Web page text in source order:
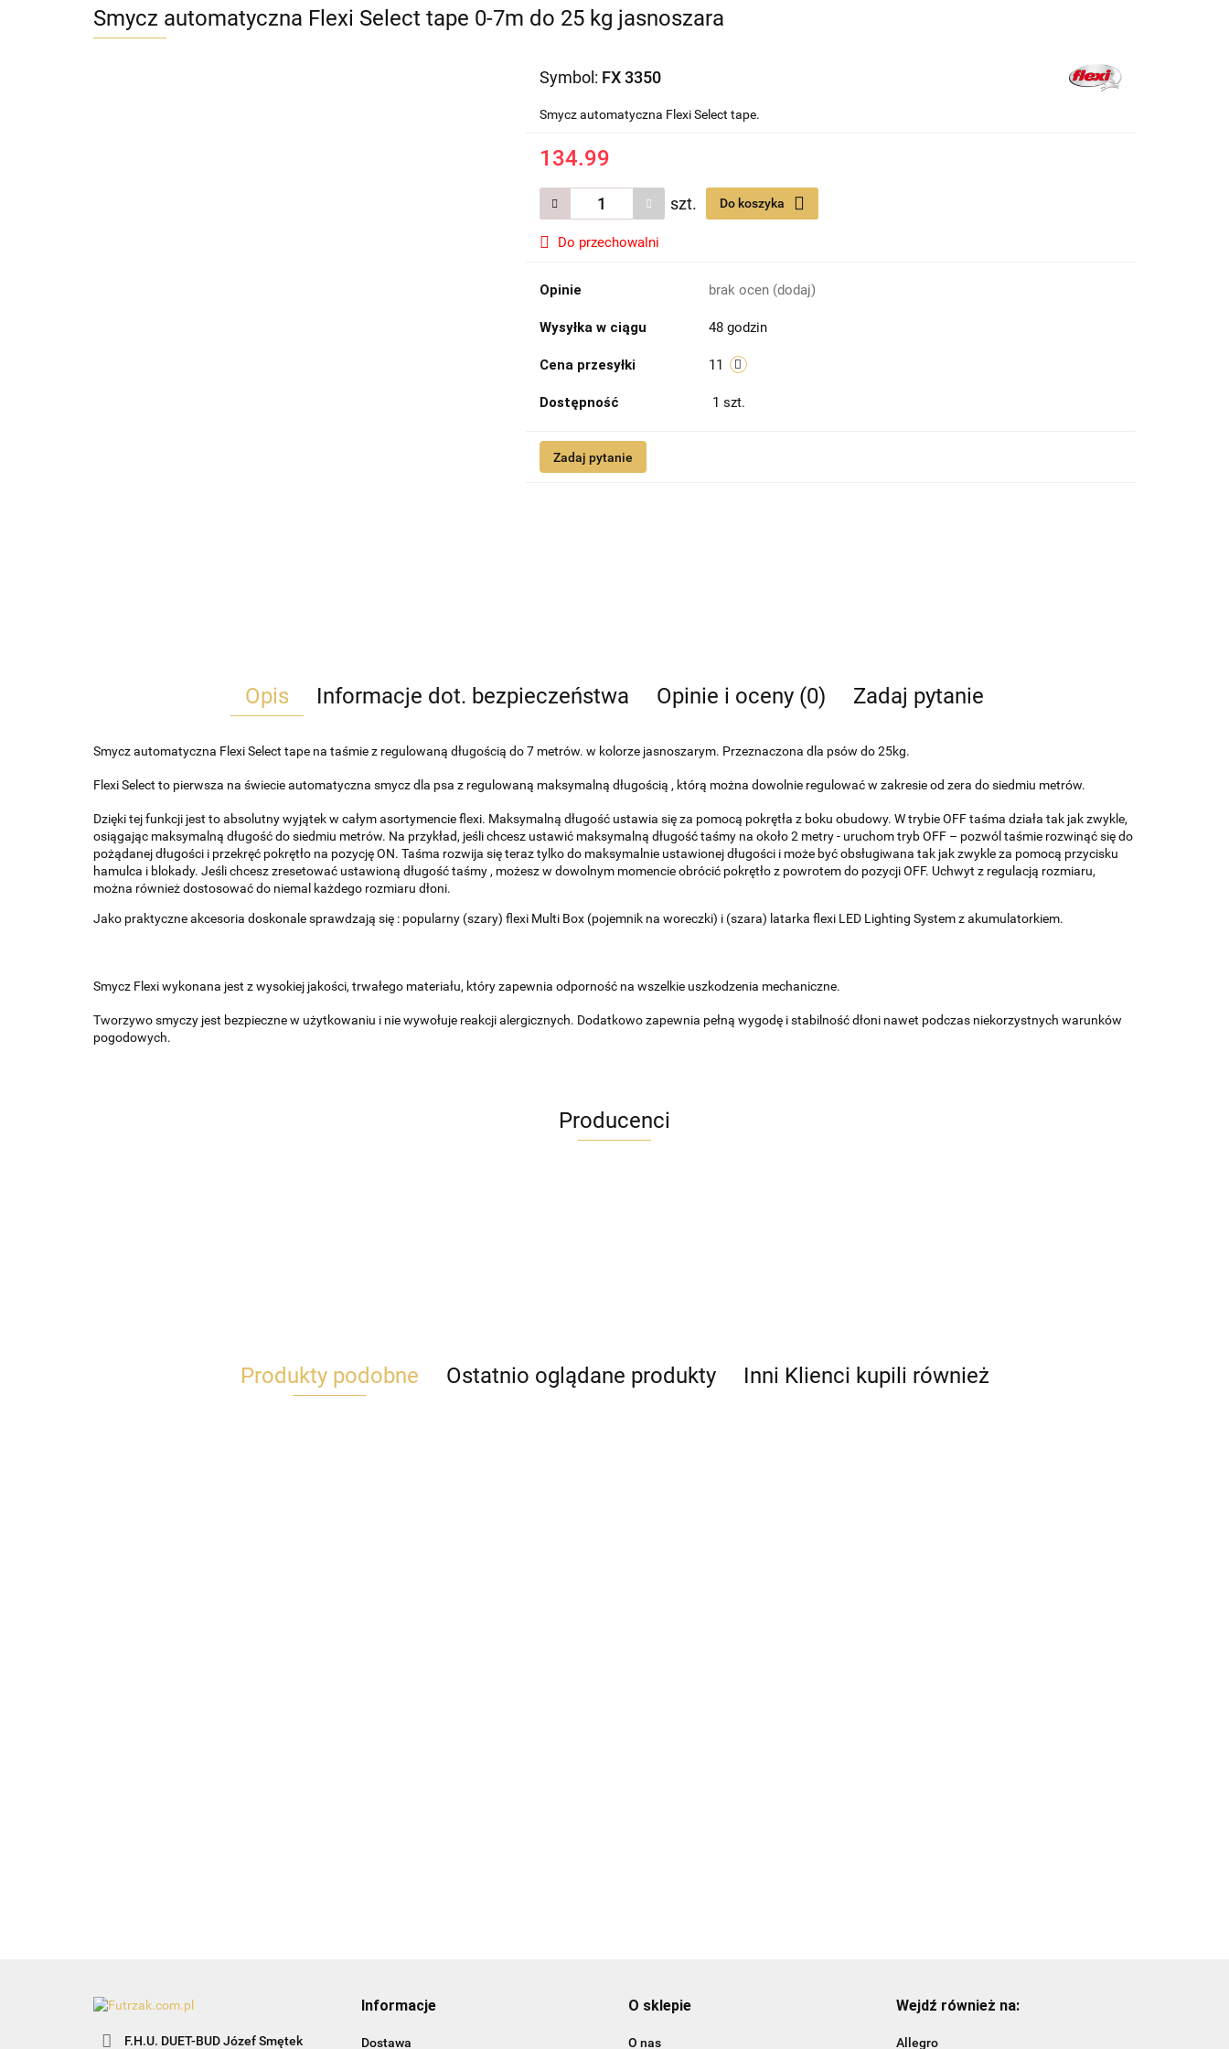
Smycz automatyczna Flexi Select tape 0-7m do 25 kg jasnoszara
Symbol: FX 3350
Smycz automatyczna Flexi Select tape.
134.99
szt. Do koszyka
Do przechowalni
Opinie brak ocen (dodaj)
Wysyłka w ciągu 48 godzin
Cena przesyłki 11
Dostępność 1 szt.
Zadaj pytanie
Opis Informacje dot. bezpieczeństwa Opinie i oceny (0) Zadaj pytanie
Smycz automatyczna Flexi Select tape na taśmie z regulowaną długością do 7 metrów. w kolorze jasnoszarym. Przeznaczona dla psów do 25kg.
Flexi Select to pierwsza na świecie automatyczna smycz dla psa z regulowaną maksymalną długością , którą można dowolnie regulować w zakresie od zera do siedmiu metrów.
Dzięki tej funkcji jest to absolutny wyjątek w całym asortymencie flexi. Maksymalną długość ustawia się za pomocą pokrętła z boku obudowy. W trybie OFF taśma działa tak jak zwykle,
osiągając maksymalną długość do siedmiu metrów. Na przykład, jeśli chcesz ustawić maksymalną długość taśmy na około 2 metry - uruchom tryb OFF – pozwól taśmie rozwinąć się do
pożądanej długości i przekręć pokrętło na pozycję ON. Taśma rozwija się teraz tylko do maksymalnie ustawionej długości i może być obsługiwana tak jak zwykle za pomocą przycisku
hamulca i blokady. Jeśli chcesz zresetować ustawioną długość taśmy , możesz w dowolnym momencie obrócić pokrętło z powrotem do pozycji OFF. Uchwyt z regulacją rozmiaru,
można również dostosować do niemal każdego rozmiaru dłoni.
Jako praktyczne akcesoria doskonale sprawdzają się : popularny (szary) flexi Multi Box (pojemnik na woreczki) i (szara) latarka flexi LED Lighting System z akumulatorkiem.
Smycz Flexi wykonana jest z wysokiej jakości, trwałego materiału, który zapewnia odporność na wszelkie uszkodzenia mechaniczne.
Tworzywo smyczy jest bezpieczne w użytkowaniu i nie wywołuje reakcji alergicznych. Dodatkowo zapewnia pełną wygodę i stabilność dłoni nawet podczas niekorzystnych warunków
pogodowych.
Producenci
Produkty podobne Ostatnio oglądane produkty Inni Klienci kupili również
F.H.U. DUET-BUD Józef Smętek
Informacje
Dostawa
O sklepie
O nas
Wejdź również na:
Allegro